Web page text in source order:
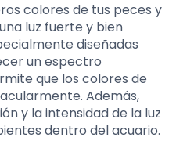
colores de tus peces y
luz fuerte y bien
diseñadas
un espectro
que los colores de
Además,
y la intensidad de la luz
dentro del acuario.